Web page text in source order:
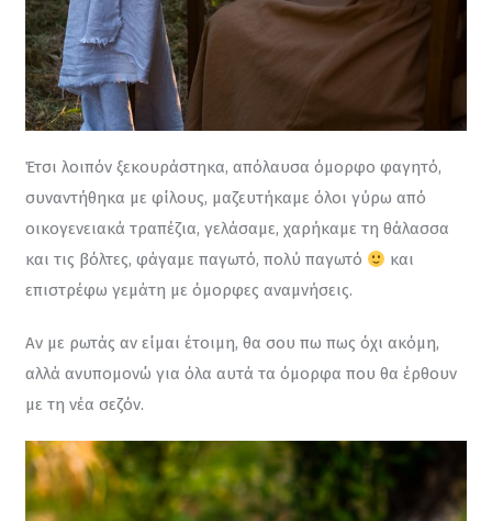
Έτσι λοιπόν ξεκουράστηκα, απόλαυσα όμορφο φαγητό,
συναντήθηκα με φίλους, μαζευτήκαμε όλοι γύρω από
οικογενειακά τραπέζια, γελάσαμε, χαρήκαμε τη θάλασσα
και τις βόλτες, φάγαμε παγωτό, πολύ παγωτό
και
επιστρέφω γεμάτη με όμορφες αναμνήσεις.
Αν με ρωτάς αν είμαι έτοιμη, θα σου πω πως όχι ακόμη,
αλλά ανυπομονώ για όλα αυτά τα όμορφα που θα έρθουν
με τη νέα σεζόν.